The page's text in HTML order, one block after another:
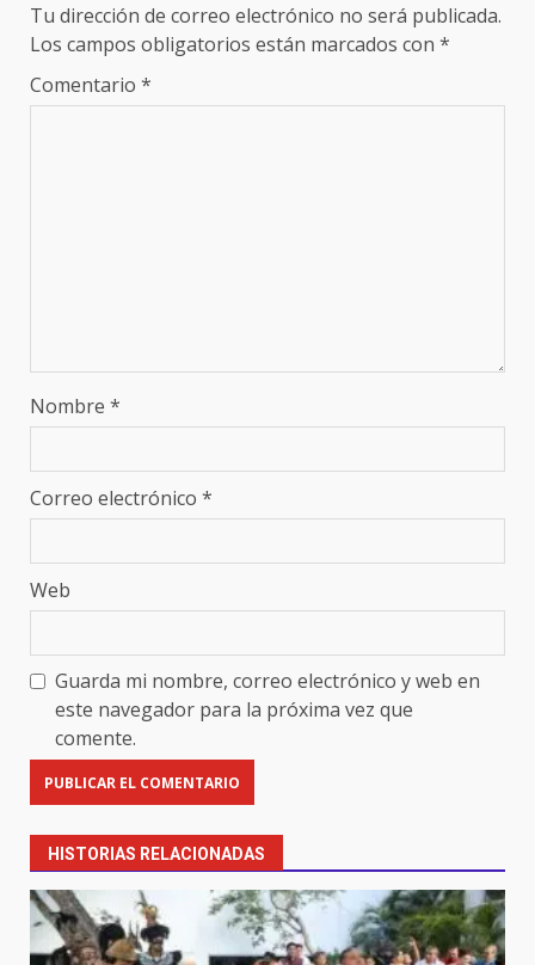
Tu dirección de correo electrónico no será publicada.
Los campos obligatorios están marcados con *
Comentario *
Nombre *
Correo electrónico *
Web
Guarda mi nombre, correo electrónico y web en
este navegador para la próxima vez que
comente.
HISTORIAS RELACIONADAS